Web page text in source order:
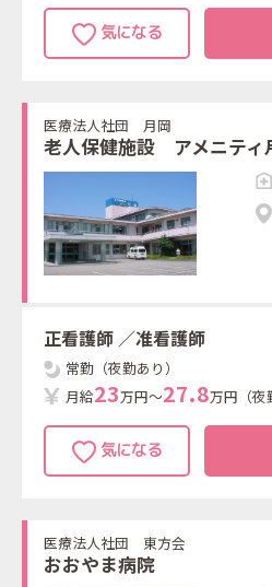
医療法人社団 月岡
老人保健施設 アメニティ
正看護師 ／准看護師
常勤（夜勤あり）
月給23万円～27.8万円（夜
医療法人社団 東方会
おおやま病院